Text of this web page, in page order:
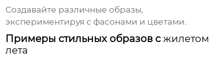
Создавайте различные образы,
экспериментируя с фасонами и цветами.
Примеры стильных образов сжилетом
лета